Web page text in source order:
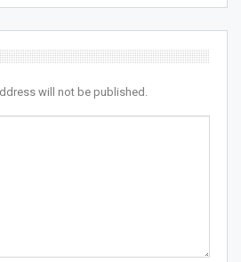
will not be published.